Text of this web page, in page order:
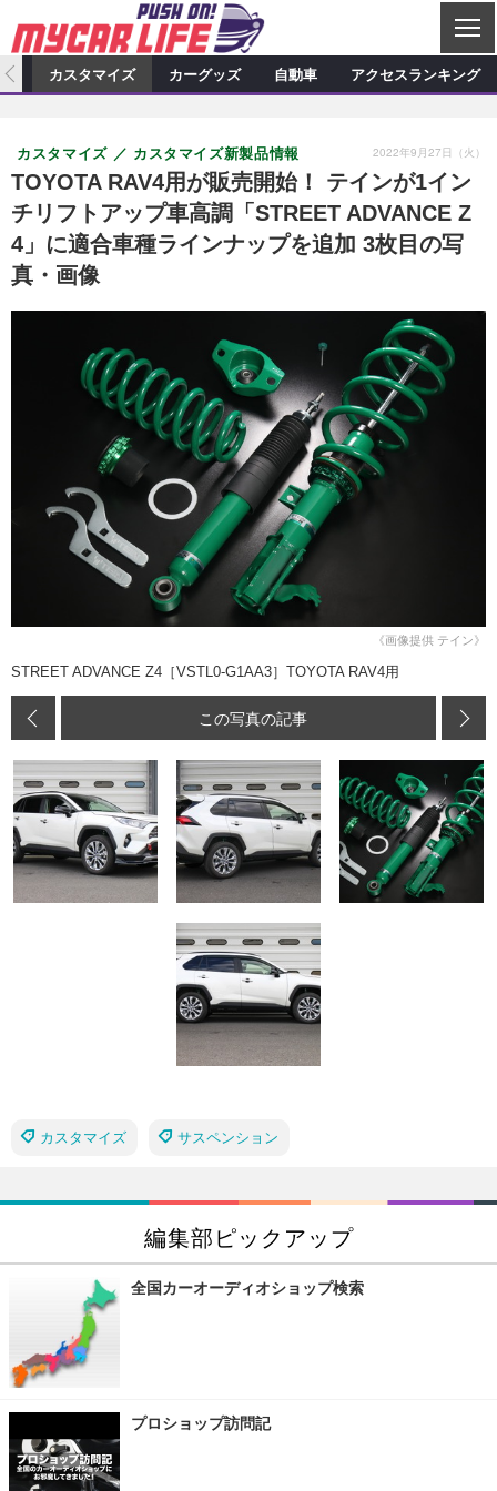
C
L
S
カーオーディオ
プロショップ検索
カーオーディオニュース デモカー製作記
その他
カスタマイズ特集記事 カスタマイズ新製品情報
カスタマイズニュース
カーグッズ
カーグッズ特集記事 カーグッズ新製品情報
カーグッズニュース
自動車
ニュース
スクープ
アクセスランキング
カスタマイズ カーグッズ 自動車 アクセスランキング
TOYOTA RAV4用が販売開始！ テインが1イン
チリフトアップ車高調「STREET ADVANCE Z
4」に適合車種ラインナップを追加 3枚目の写
真・画像
カスタマイズ カスタマイズ新製品情報 2022年9月27日（火）
《画像提供 テイン》
STREET ADVANCE Z4［VSTL0-G1AA3］TOYOTA RAV4用
この写真の記事
カスタマイズ サスペンション
編集部ピックアップ
全国カーオーディオショップ検索
プロショップ訪問記